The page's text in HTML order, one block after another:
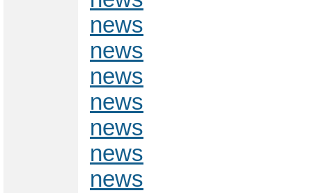
news
news
news
news
news
news
news